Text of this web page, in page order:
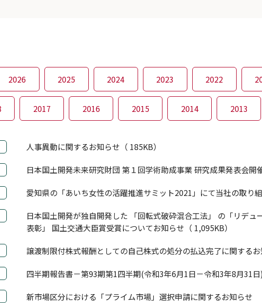
2026 2025 2024 2023 2022
2017 2016 2015 2014 2013
人事異動に関するお知らせ（ 185KB）
日本国土開発未来研究財団 第１回学術助成事業 研究成果発表会開
愛知県の「あいち女性の活躍推進サミット2021」にて当社の取り組
日本国土開発が独自開発した 「回転式破砕混合工法」 の「リデ
表彰」 国土交通大臣賞受賞についてお知らせ（ 1,095KB）
譲渡制限付株式報酬としての自己株式の処分の払込完了に関する
四半期報告書－第93期第1四半期(令和3年6月1日－令和3年8月31
新市場区分における「プライム市場」選択申請に関するお知らせ